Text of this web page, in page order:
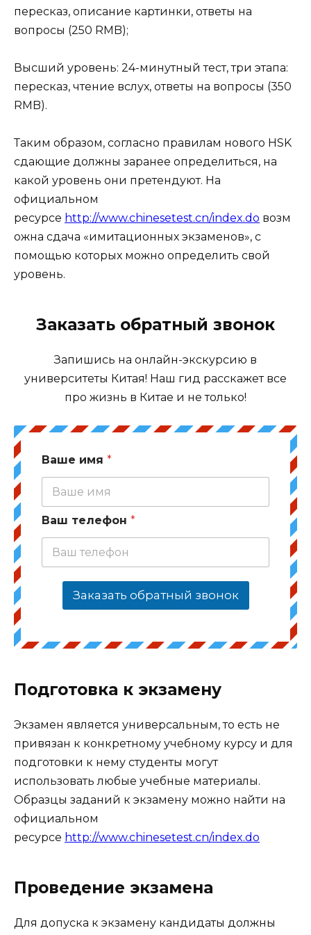
пересказ, описание картинки, ответы на
вопросы (250 RMB);
Высший уровень: 24-минутный тест, три этапа:
пересказ, чтение вслух, ответы на вопросы (350
RMB).
Таким образом, согласно правилам нового HSK
сдающие должны заранее определиться, на
какой уровень они претендуют. На
официальном
ресурсе http://www.chinesetest.cn/index.do возм
ожна сдача «имитационных экзаменов», с
помощью которых можно определить свой
уровень.
Заказать обратный звонок
Запишись на онлайн-экскурсию в
университеты Китая! Наш гид расскажет все
про жизнь в Китае и не только!
Ваше имя *
Ваш телефон *
Заказать обратный звонок
Подготовка к экзамену
Экзамен является универсальным, то есть не
привязан к конкретному учебному курсу и для
подготовки к нему студенты могут
использовать любые учебные материалы.
Образцы заданий к экзамену можно найти на
официальном
ресурсе http://www.chinesetest.cn/index.do
Проведение экзамена
Для допуска к экзамену кандидаты должны